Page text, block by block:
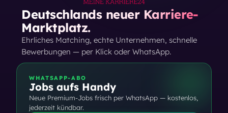
Deutschlands neuer Karriere-
Marktplatz.
Ehrliches Matching, echte Unternehmen, schnelle
Bewerbungen — per Klick oder WhatsApp.
WHATSAPP-ABO
Jobs aufs Handy
Neue Premium-Jobs frisch per WhatsApp — kostenlos,
jederzeit kündbar.